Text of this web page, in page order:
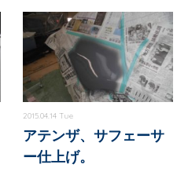
2015.04.14 Tue
アテンザ、サフェーサ
ー仕上げ。